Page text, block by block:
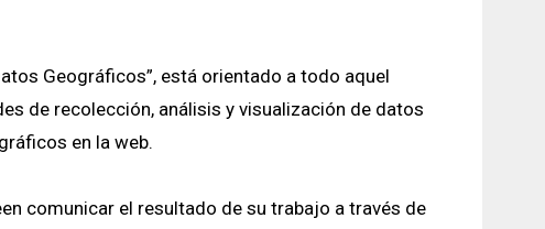
Geográficos”, está orientado a todo aquel
de recolección, análisis y visualización de datos
en la web.
comunicar el resultado de su trabajo a través de